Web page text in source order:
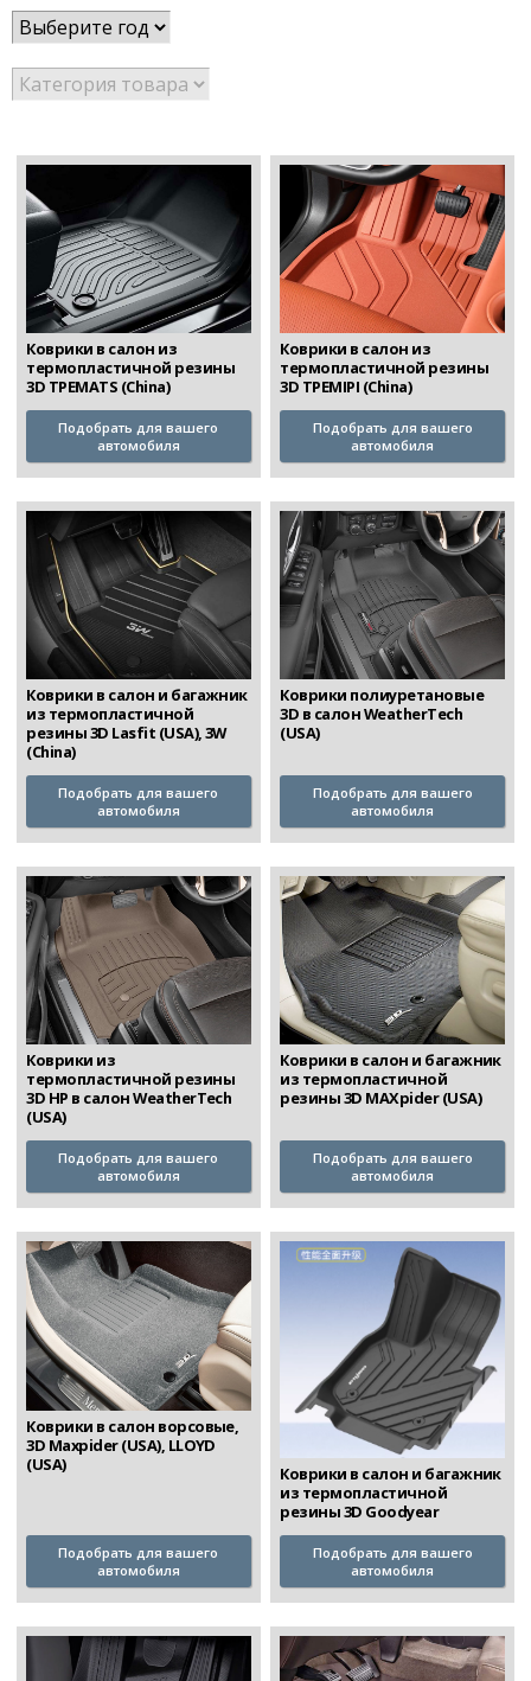
Коврики в салон из
термопластичной резины
3D TPEMATS (China)
Подобрать для вашего
автомобиля
Коврики в салон из
термопластичной резины
3D TPEMIPI (China)
Подобрать для вашего
автомобиля
Коврики в салон и багажник
из термопластичной
резины 3D Lasfit (USA), 3W
(China)
Подобрать для вашего
автомобиля
Коврики полиуретановые
3D в салон WeatherTech
(USA)
Подобрать для вашего
автомобиля
Коврики из
термопластичной резины
3D HP в салон WeatherTech
(USA)
Подобрать для вашего
автомобиля
Коврики в салон и багажник
из термопластичной
резины 3D MAXpider (USA)
Подобрать для вашего
автомобиля
Коврики в салон ворсовые,
3D Maxpider (USA), LLOYD
(USA)
Подобрать для вашего
автомобиля
Коврики в салон и багажник
из термопластичной
резины 3D Goodyear
Подобрать для вашего
автомобиля